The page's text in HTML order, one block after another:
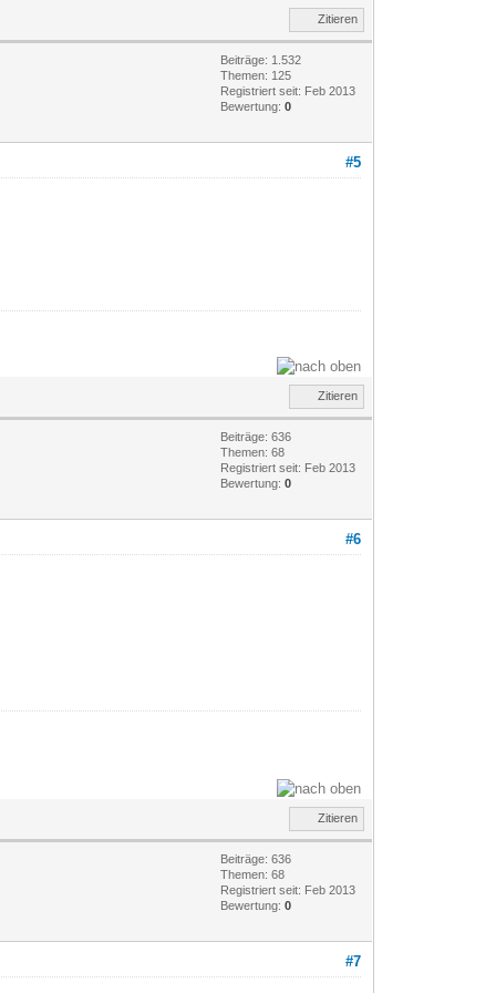
Zitieren
Beiträge: 1.532
Themen: 125
Registriert seit: Feb 2013
Bewertung:0
#5
Zitieren
Beiträge: 636
Themen: 68
Registriert seit: Feb 2013
Bewertung:0
#6
Zitieren
Beiträge: 636
Themen: 68
Registriert seit: Feb 2013
Bewertung:0
#7